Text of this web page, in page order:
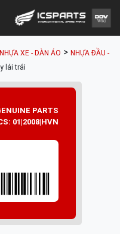
NHỰA XE - DÀN ÁO > NHỰA ĐẦU -
lái trái
PARTS
01|2008|HVN